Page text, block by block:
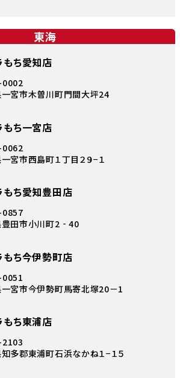
東海
もち愛知店
0002
宮市木曽川町門間大坪24
もち一宮店
0062
宮市西島町１丁目２９−１
もち愛知豊田店
0857
豊田市小川町2‐40
もち今伊勢町店
宮市今伊勢町馬寄北塚20－1
もち東浦店
多郡東浦町石浜なかね１−１５